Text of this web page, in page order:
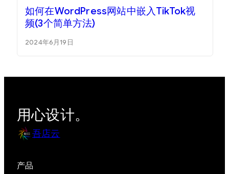
如何在WordPress网站中嵌入TikTok视
频(3个简单方法)
2024年6月19日
用心设计。
吾店云
产品